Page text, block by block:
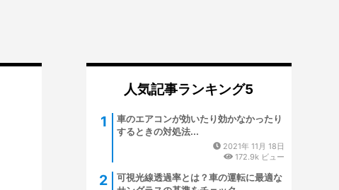
人気記事ランキング5
車のエアコンが効いたり効かなかったり
するときの対処法...
2021年 11月 18日
172.9k ビュー
可視光線透過率とは？車の運転に最適な